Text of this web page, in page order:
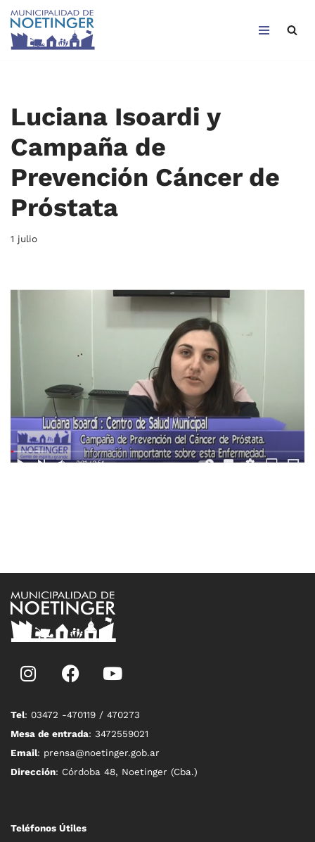
Saltar
Luciana Isoardi y
Campaña de
Prevención Cáncer de
Próstata
1 julio
Tel: 03472 -470119 / 470273
Mesa de entrada: 3472559021
Email: prensa@noetinger.gob.ar
Dirección: Córdoba 48, Noetinger (Cba.)
Teléfonos Útiles